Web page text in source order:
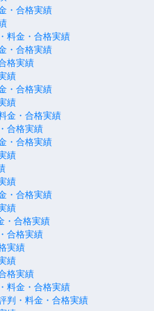
・合格実績
料金・合格実績
・合格実績
格実績
績
・合格実績
績
金・合格実績
合格実績
・合格実績
績
績
・合格実績
績
・合格実績
合格実績
実績
績
格実績
料金・合格実績
判・料金・合格実績